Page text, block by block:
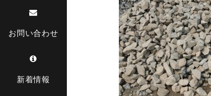
お問い合わせ
新着情報